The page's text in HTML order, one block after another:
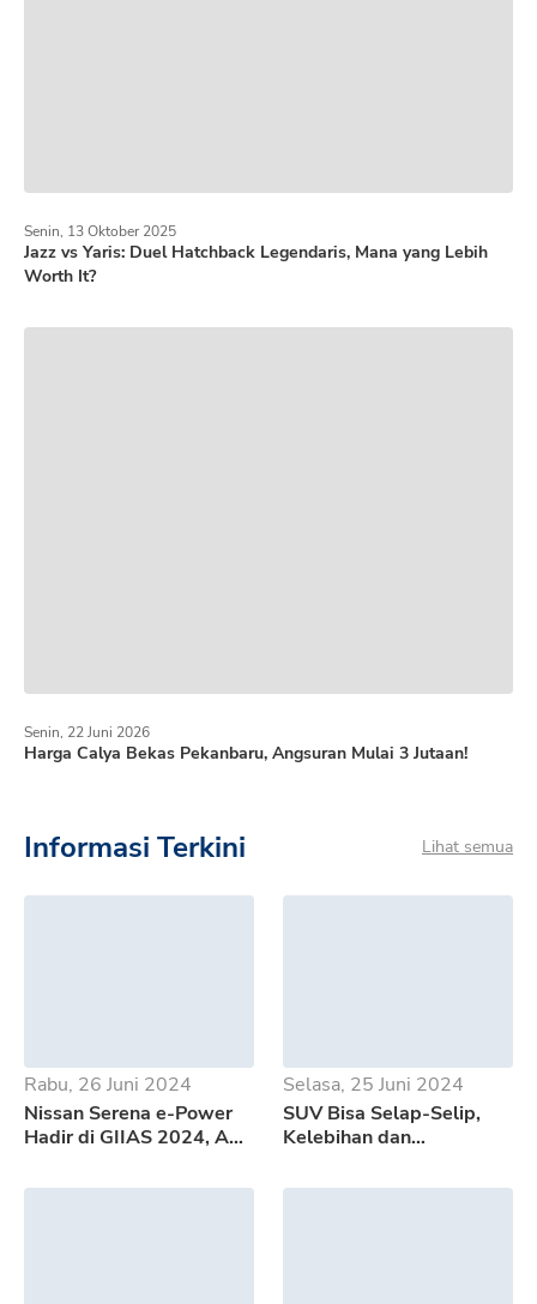
Jazz vs Yaris: Duel Hatchback Legendaris, Mana yang Lebih
Worth It?
Senin, 13 Oktober 2025
Harga Calya Bekas Pekanbaru, Angsuran Mulai 3 Jutaan!
Senin, 22 Juni 2026
Informasi Terkini Lihat semua
Rabu, 26 Juni 2024
Nissan Serena e-Power
Hadir di GIIAS 2024, Apa
Selasa, 25 Juni 2024
SUV Bisa Selap-Selip,
Kelebihan dan
500